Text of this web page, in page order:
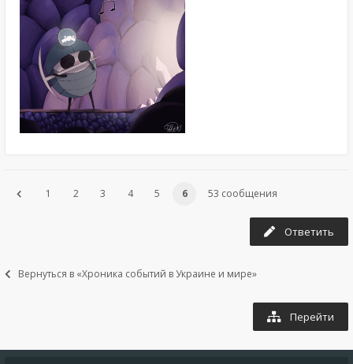
1 2 3 4 5 6 53 сообщения
Ответить
Вернуться в «Хроника событий в Украине и мире»
Перейти